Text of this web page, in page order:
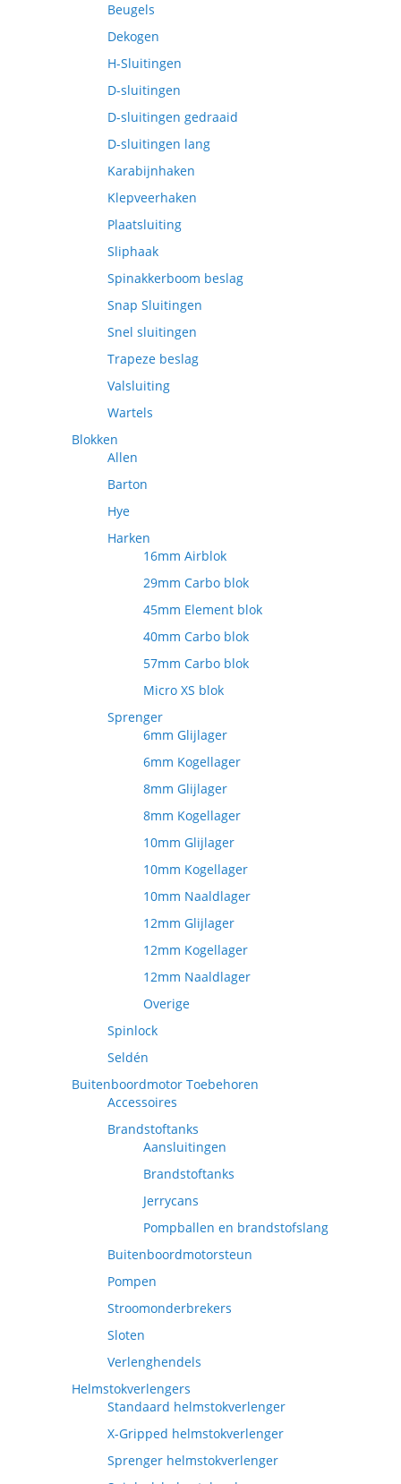
Beugels
Dekogen
H-Sluitingen
D-sluitingen
D-sluitingen gedraaid
D-sluitingen lang
Karabijnhaken
Klepveerhaken
Plaatsluiting
Sliphaak
Spinakkerboom beslag
Snap Sluitingen
Snel sluitingen
Trapeze beslag
Valsluiting
Wartels
Blokken
Allen
Barton
Hye
Harken
16mm Airblok
29mm Carbo blok
45mm Element blok
40mm Carbo blok
57mm Carbo blok
Micro XS blok
Sprenger
6mm Glijlager
6mm Kogellager
8mm Glijlager
8mm Kogellager
10mm Glijlager
10mm Kogellager
10mm Naaldlager
12mm Glijlager
12mm Kogellager
12mm Naaldlager
Overige
Spinlock
Seldén
Buitenboordmotor Toebehoren
Accessoires
Brandstoftanks
Aansluitingen
Brandstoftanks
Jerrycans
Pompballen en brandstofslang
Buitenboordmotorsteun
Pompen
Stroomonderbrekers
Sloten
Verlenghendels
Helmstokverlengers
Standaard helmstokverlenger
X-Gripped helmstokverlenger
Sprenger helmstokverlenger